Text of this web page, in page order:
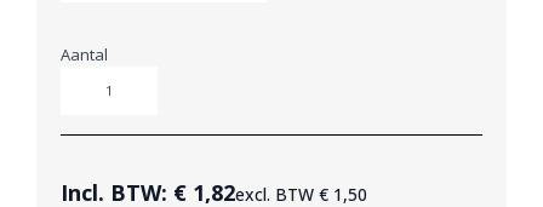
Aantal
Incl. BTW: € 1,82excl. BTW € 1,50